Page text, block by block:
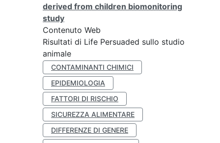
derived from children biomonitoring
study
Contenuto Web
Risultati di Life Persuaded sullo studio
animale
CONTAMINANTI CHIMICI
EPIDEMIOLOGIA
FATTORI DI RISCHIO
SICUREZZA ALIMENTARE
DIFFERENZE DI GENERE